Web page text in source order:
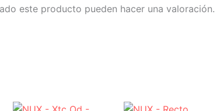
este producto pueden hacer una valoración.